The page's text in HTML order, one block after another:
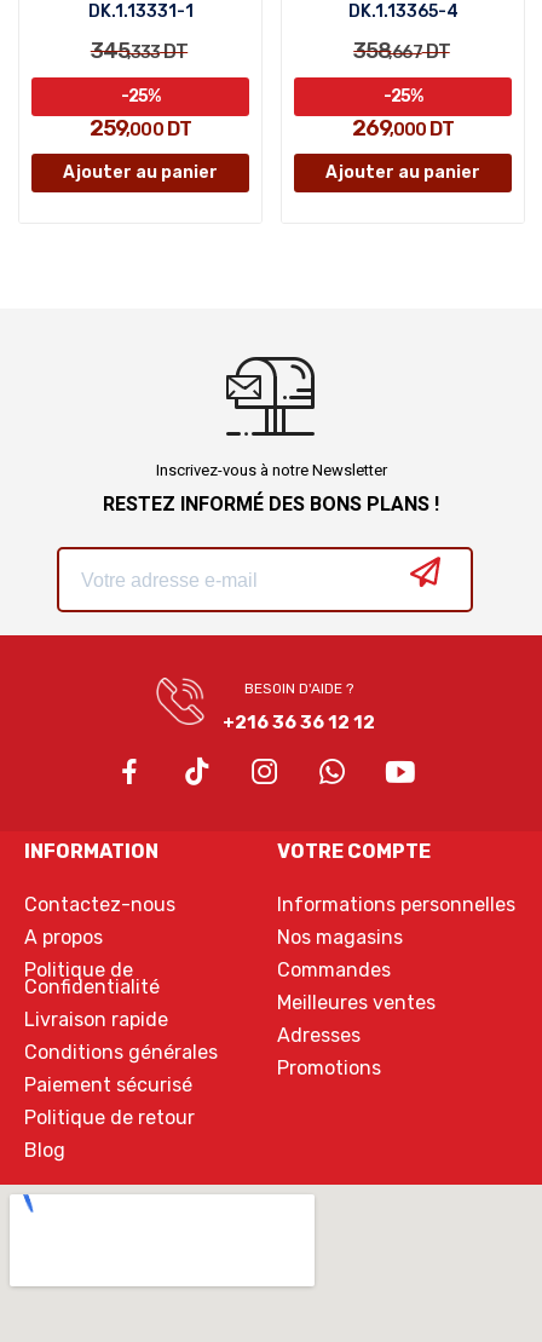
DK.1.13331-1
345,333DT
259,000DT
-25%
Ajouter au panier
DK.1.13365-4
358,667DT
269,000 DT
-25%
Ajouter au panier
Inscrivez-vous à notre Newsletter
RESTEZ INFORMÉ DES BONS PLANS !
BESOIN D'AIDE ?
+216 36 36 12 12
INFORMATION
Contactez-nous
A propos
Politique de
Confidentialité
Livraison rapide
Conditions générales
Paiement sécurisé
Politique de retour
Blog
VOTRE COMPTE
Informations personnelles
Nos magasins
Commandes
Meilleures ventes
Adresses
Promotions